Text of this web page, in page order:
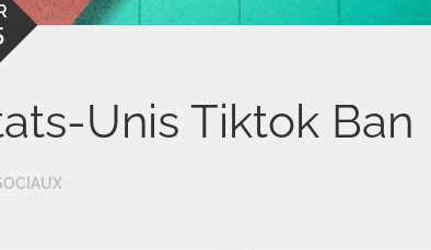
Unis Tiktok Ban